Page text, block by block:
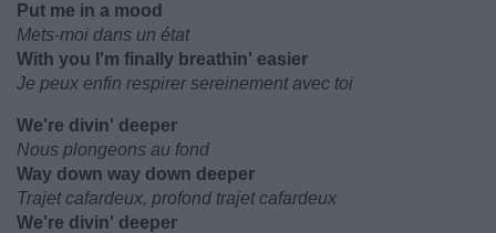
Put me in a mood
Mets-moi dans un état
With you I'm finally breathin' easier
Je peux enfin respirer sereinement avec toi
We're divin' deeper
Nous plongeons au fond
Way down way down deeper
Trajet cafardeux, profond trajet cafardeux
We're divin' deeper